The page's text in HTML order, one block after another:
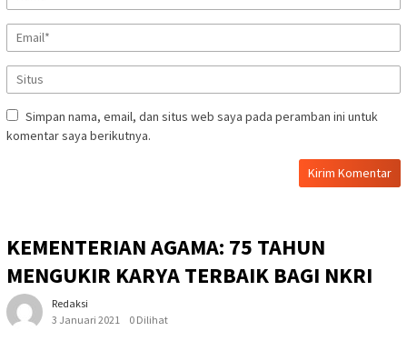
Simpan nama, email, dan situs web saya pada peramban ini untuk
komentar saya berikutnya.
KEMENTERIAN AGAMA: 75 TAHUN
MENGUKIR KARYA TERBAIK BAGI NKRI
Redaksi
3 Januari 2021
0 Dilihat